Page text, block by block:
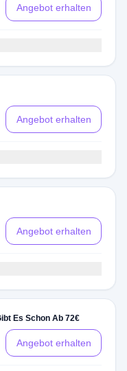
Angebot erhalten
Angebot erhalten
Angebot erhalten
Es Schon Ab 72€
Angebot erhalten